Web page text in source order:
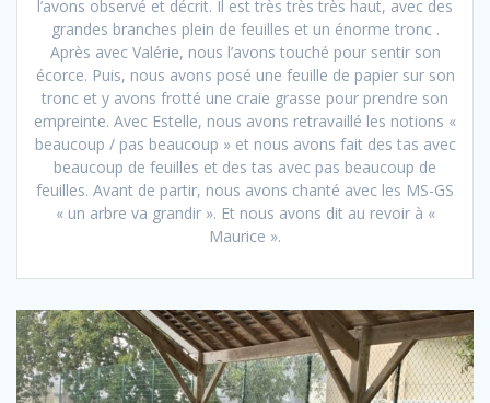
l’avons observé et décrit. Il est très très très haut, avec des
grandes branches plein de feuilles et un énorme tronc .
Après avec Valérie, nous l’avons touché pour sentir son
écorce. Puis, nous avons posé une feuille de papier sur son
tronc et y avons frotté une craie grasse pour prendre son
empreinte. Avec Estelle, nous avons retravaillé les notions «
beaucoup / pas beaucoup » et nous avons fait des tas avec
beaucoup de feuilles et des tas avec pas beaucoup de
feuilles. Avant de partir, nous avons chanté avec les MS-GS
« un arbre va grandir ». Et nous avons dit au revoir à «
Maurice ».